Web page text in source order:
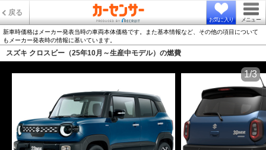
戻る
お気に入り メニュー
新車時価格はメーカー発表当時の車両本体価格です。また基本情報など、その他の項目について
もメーカー発表時の情報に基いています。
スズキ クロスビー（25年10月～生産中モデル）の燃費
1/3